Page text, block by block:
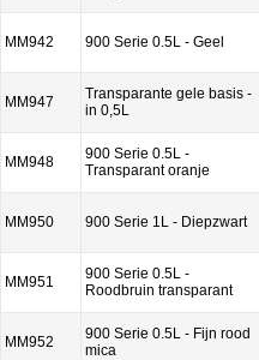
MM942 900 Serie 0.5L - Geel
MM947
Transparante gele basis -
in 0,5L
MM948
900 Serie 0.5L -
Transparant oranje
MM950 900 Serie 1L - Diepzwart
MM951
900 Serie 0.5L -
Roodbruin transparant
MM952
900 Serie 0.5L - Fijn rood
mica